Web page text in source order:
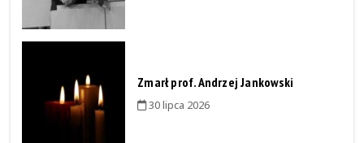
Zmarł prof. Andrzej Jankowski
30 lipca 2026